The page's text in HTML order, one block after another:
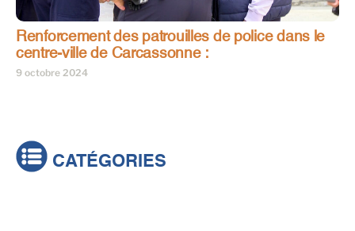
Renforcement des patrouilles de police dans le
centre-ville de Carcassonne :
9 octobre 2024
CATÉGORIES